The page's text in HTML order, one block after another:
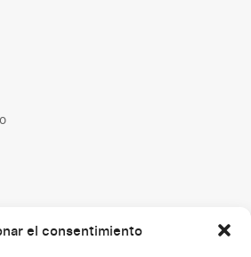
el consentimiento